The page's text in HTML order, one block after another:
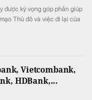
được kỳ vọng góp phần giúp
Thủ đô và việc đi lại của
Vietcombank,
HDBank,...